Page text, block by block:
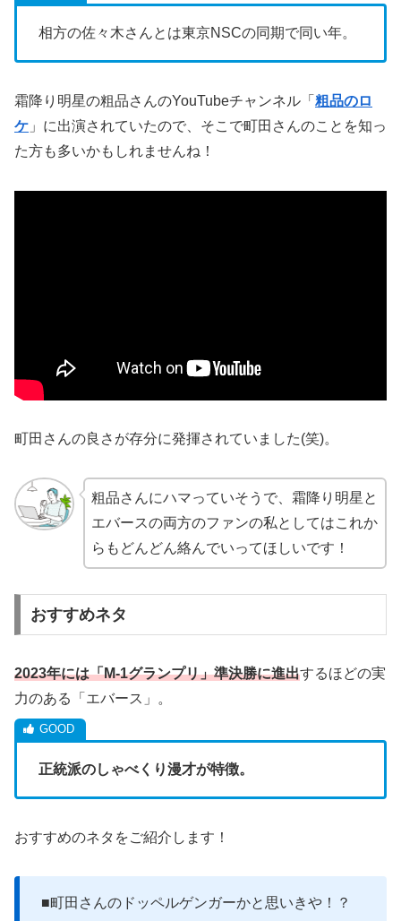
相方の佐々木さんとは東京NSCの同期で同い年。
霜降り明星の粗品さんのYouTubeチャンネル「 粗品のロ
ケ 」に出演されていたので、そこで町田さんのことを知っ
た方も多いかもしれませんね！
町田さんの良さが存分に発揮されていました(笑)。
粗品さんにハマっていそうで、霜降り明星と
エバースの両方のファンの私としてはこれか
らもどんどん絡んでいってほしいです！
おすすめネタ
2023年には「M-1グランプリ」準決勝に進出するほどの実
力のある「エバース」。
正統派のしゃべくり漫才が特徴。
おすすめのネタをご紹介します！
■町田さんのドッペルゲンガーかと思いきや！？